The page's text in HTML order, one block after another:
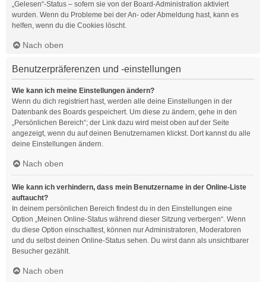
„Gelesen“-Status – sofern sie von der Board-Administration aktiviert
wurden. Wenn du Probleme bei der An- oder Abmeldung hast, kann es
helfen, wenn du die Cookies löscht.
Nach oben
Benutzerpräferenzen und -einstellungen
Wie kann ich meine Einstellungen ändern?
Wenn du dich registriert hast, werden alle deine Einstellungen in der
Datenbank des Boards gespeichert. Um diese zu ändern, gehe in den
„Persönlichen Bereich“; der Link dazu wird meist oben auf der Seite
angezeigt, wenn du auf deinen Benutzernamen klickst. Dort kannst du alle
deine Einstellungen ändern.
Nach oben
Wie kann ich verhindern, dass mein Benutzername in der Online-Liste
auftaucht?
In deinem persönlichen Bereich findest du in den Einstellungen eine
Option „Meinen Online-Status während dieser Sitzung verbergen“. Wenn
du diese Option einschaltest, können nur Administratoren, Moderatoren
und du selbst deinen Online-Status sehen. Du wirst dann als unsichtbarer
Besucher gezählt.
Nach oben